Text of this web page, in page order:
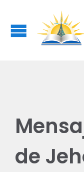
de